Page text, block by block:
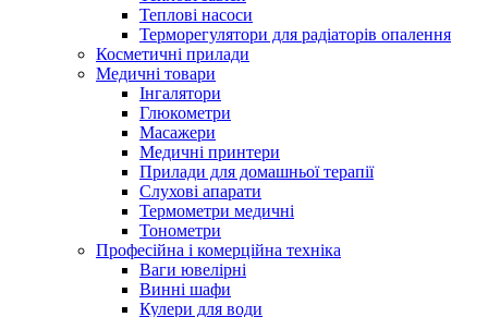
Теплові насоси
Терморегулятори для радіаторів опалення
Косметичні прилади
Медичні товари
Інгалятори
Глюкометри
Масажери
Медичні принтери
Прилади для домашньої терапії
Слухові апарати
Термометри медичні
Тонометри
Професійна і комерційна техніка
Ваги ювелірні
Винні шафи
Кулери для води